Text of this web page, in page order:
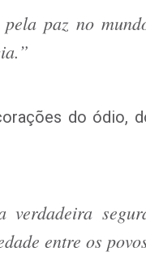
paz no
do ódio,
verdadeira
entre os